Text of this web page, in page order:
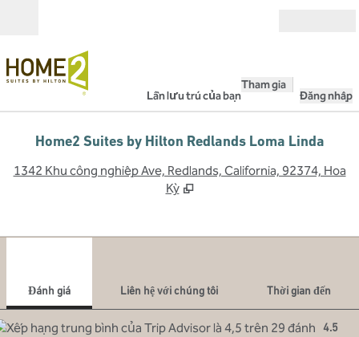
Lần lưu trú của bạn
Tham gia
Đăng nhập
Home2 Suites by Hilton Redlands Loma Linda
1342 Khu công nghiệp Ave, Redlands, California, 92374, Hoa
Kỳ
Đánh giá Liên hệ với chúng tôi
Thời gian đến
4.5